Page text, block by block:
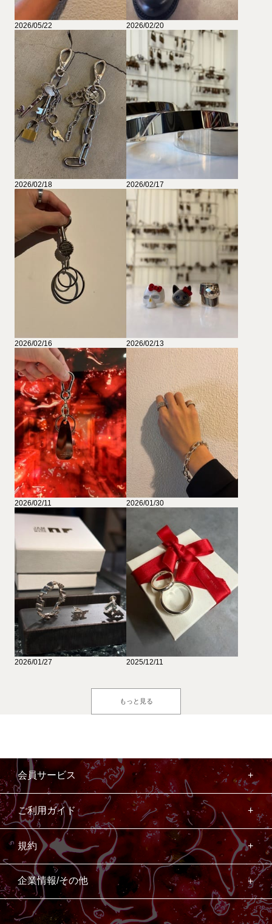
2026/05/22 2026/02/20
2026/02/18 2026/02/17
2026/02/16 2026/02/13
2026/02/11 2026/01/30
2026/01/27 2025/12/11
もっと見る
会員サービス
ご利用ガイド
規約
企業情報/その他